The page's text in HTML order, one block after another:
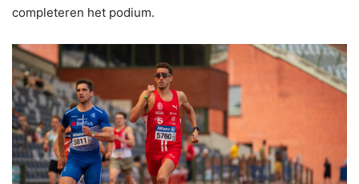
completeren het podium.